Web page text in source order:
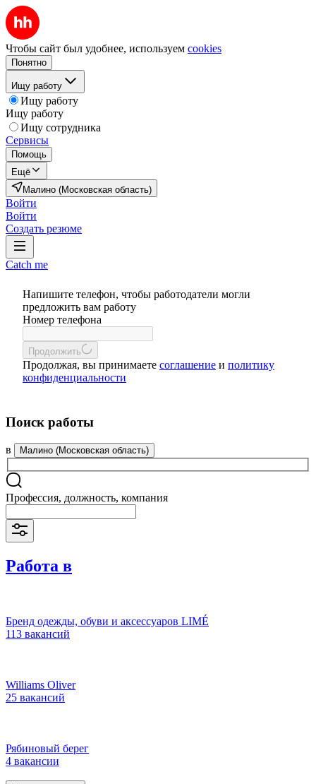
Чтобы сайт был удобнее, используем cookies
Понятно
Ищу работу
Ищу работу
Ищу работу
Ищу сотрудника
Сервисы
Помощь
Ещё
Малино (Московская область)
Войти
Войти
Создать резюме
Catch me
Напишите телефон, чтобы работодатели могли
предложить вам работу
Номер телефона
Продолжить
Продолжая, вы принимаете соглашение и политику
конфиденциальности
Поиск работы
в Малино (Московская область)
Профессия, должность, компания
Работа в
Бренд одежды, обуви и аксессуаров LIMÉ
113 вакансий
Williams Oliver
25 вакансий
Рябиновый берег
4 вакансии